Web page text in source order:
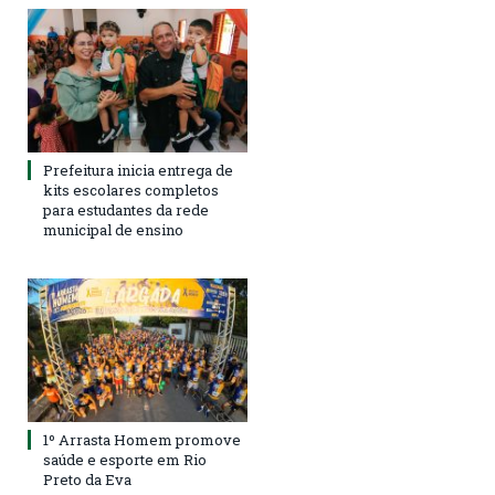
Prefeitura inicia entrega de
kits escolares completos
para estudantes da rede
municipal de ensino
1º Arrasta Homem promove
saúde e esporte em Rio
Preto da Eva